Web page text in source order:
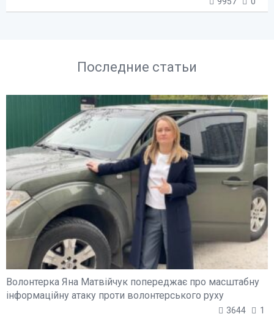
Последние статьи
Волонтерка Яна Матвійчук попереджає про масштабну
інформаційну атаку проти волонтерського руху
3644 1